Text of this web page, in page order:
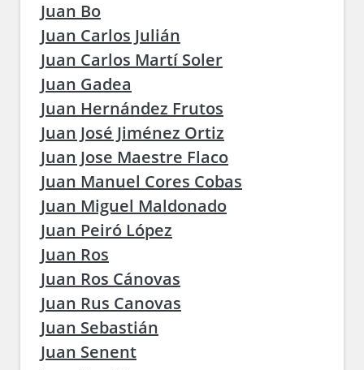
Juan Bo
Juan Carlos Julián
Juan Carlos Martí Soler
Juan Gadea
Juan Hernández Frutos
Juan José Jiménez Ortiz
Juan Jose Maestre Flaco
Juan Manuel Cores Cobas
Juan Miguel Maldonado
Juan Peiró López
Juan Ros
Juan Ros Cánovas
Juan Rus Canovas
Juan Sebastián
Juan Senent